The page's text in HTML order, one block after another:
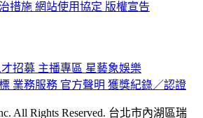
措施 網站使用協定 版權宣告
才招募 主播專區 星藝象娛樂
業務服務 官方聲明 獲獎紀錄／認證
All Rights Reserved. 台北市內湖區瑞